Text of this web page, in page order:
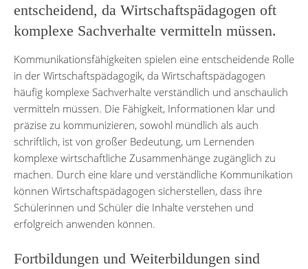
entscheidend, da Wirtschaftspädagogen oft
komplexe Sachverhalte vermitteln müssen.
Kommunikationsfähigkeiten spielen eine entscheidende Rolle
in der Wirtschaftspädagogik, da Wirtschaftspädagogen
häufig komplexe Sachverhalte verständlich und anschaulich
vermitteln müssen. Die Fähigkeit, Informationen klar und
präzise zu kommunizieren, sowohl mündlich als auch
schriftlich, ist von großer Bedeutung, um Lernenden
komplexe wirtschaftliche Zusammenhänge zugänglich zu
machen. Durch eine klare und verständliche Kommunikation
können Wirtschaftspädagogen sicherstellen, dass ihre
Schülerinnen und Schüler die Inhalte verstehen und
erfolgreich anwenden können.
Fortbildungen und Weiterbildungen sind